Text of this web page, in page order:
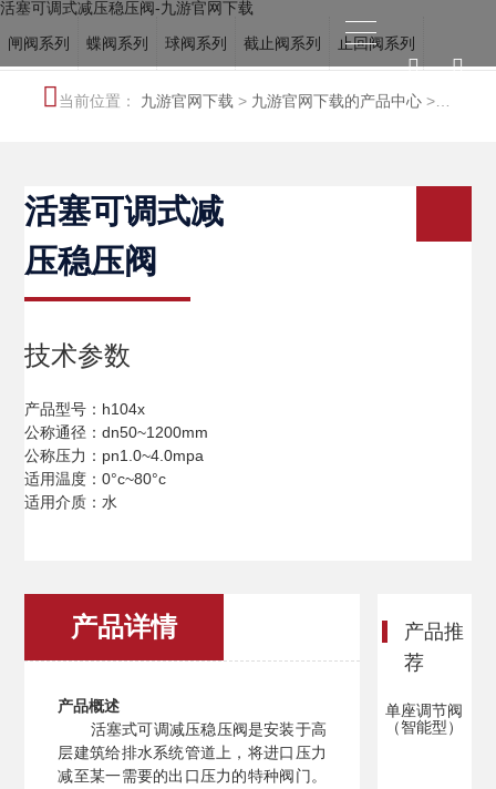
活塞可调式减压稳压阀-九游官网下载
闸阀系列
蝶阀系列 球阀系列 截止阀系列 止回阀系列
电站阀系列 调节阀系列 冶金阀系列 水力控制阀系列
当前位置： 九游官网下载 > 九游官网下载的产品中心 >
活塞可调式减
压稳压阀
技术参数
产品型号：h104x
公称通径：dn50~1200mm
公称压力：pn1.0~4.0mpa
适用温度：0°c~80°c
适用介质：水
产品详情
产品概述
活塞式可调减压稳压阀是安装于高
层建筑给排水系统管道上，将进口压力
减至某一需要的出口压力的特种阀门。
产品推
荐
单座调节阀
（智能型）